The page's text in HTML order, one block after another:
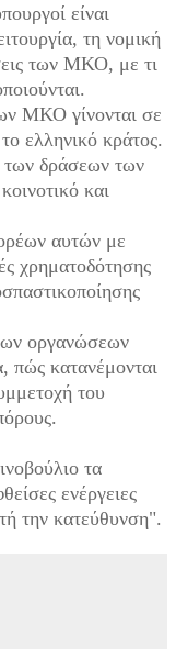
είναι
τη νομική
των ΜΚΟ, με τι
ΜΚΟ γίνονται σε
ελληνικό κράτος.
των δράσεων των
και
αυτών με
χρηματοδότησης
οργανώσεων
πώς κατανέμονται
του
τα
ενέργειες
την κατεύθυνση".